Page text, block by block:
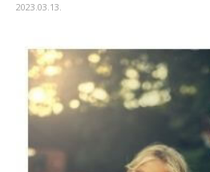
2023.03.13.